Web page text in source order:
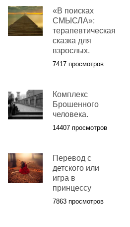
«В поисках
СМЫСЛА»:
терапевтическая
сказка для
взрослых.
7417 просмотров
Комплекс
Брошенного
человека.
14407 просмотров
Перевод с
детского или
игра в
принцессу
7863 просмотров